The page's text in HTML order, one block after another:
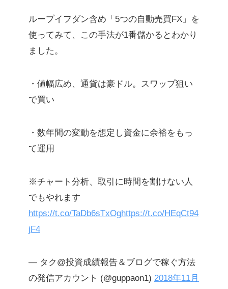
ループイフダン含め「5つの自動売買FX」を
使ってみて、この手法が1番儲かるとわかり
ました。
・値幅広め、通貨は豪ドル。スワップ狙い
で買い
・数年間の変動を想定し資金に余裕をもっ
て運用
※チャート分析、取引に時間を割けない人
でもやれます
https://t.co/TaDb6sTxOghttps://t.co/HEqCt94
jF4
— タク@投資成績報告＆ブログで稼ぐ方法
の発信アカウント (@guppaon1) 2018年11月